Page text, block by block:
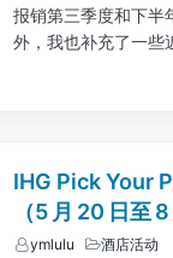
报销第三季度和下半
外，我也补充了一些
IHG Pick Your
（5 月 20 日至 8
ymlulu 酒店活动